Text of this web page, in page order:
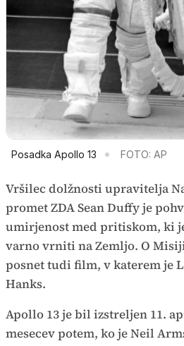
Posadka Apollo 13 FOTO: AP
Vršilec dolžnosti upravitelja
promet ZDA Sean Duffy je
umirjenost med pritiskom, ki
varno vrniti na Zemljo. O
posnet tudi film, v katerem je
Hanks.
Apollo 13 je bil izstreljen 11.
mesecev potem, ko je Neil